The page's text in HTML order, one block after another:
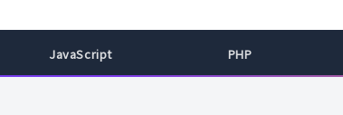
ィ
JavaScript PHP